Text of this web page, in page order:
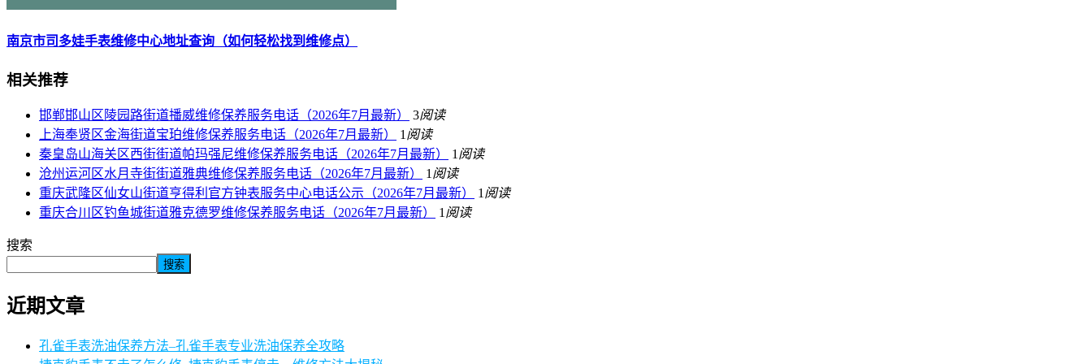
南京市司多娃手表维修中心地址查询（如何轻松找到维修点）
相关推荐
邯郸邯山区陵园路街道播威维修保养服务电话（2026年7月最新） 3阅读
上海奉贤区金海街道宝珀维修保养服务电话（2026年7月最新）
1 阅读
秦皇岛山海关区西街街道帕玛强尼维修保养服务电话（2026年7月最新）
1 阅读
沧州运河区水月寺街街道雅典维修保养服务电话（2026年7月最新）
1 阅读
重庆武隆区仙女山街道亨得利官方钟表服务中心电话公示（2026年7月最新）
1 阅读
重庆合川区钓鱼城街道雅克德罗维修保养服务电话（2026年7月最新）
1 阅读
搜索
搜索
近期文章
孔雀手表洗油保养方法–孔雀手表专业洗油保养全攻略